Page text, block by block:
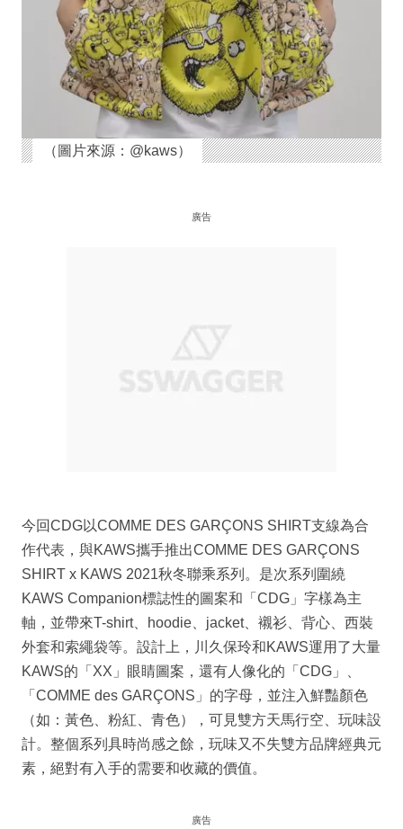
（圖片來源：@kaws）
廣告
今回CDG以COMME DES GARÇONS SHIRT支線為合
作代表，與KAWS攜手推出COMME DES GARÇONS
SHIRT x KAWS 2021秋冬聯乘系列。是次系列圍繞
KAWS Companion標誌性的圖案和「CDG」字樣為主
軸，並帶來T-shirt、hoodie、jacket、襯衫、背心、西裝
外套和索繩袋等。設計上，川久保玲和KAWS運用了大量
KAWS的「XX」眼睛圖案，還有人像化的「CDG」、
「COMME des GARÇONS」的字母，並注入鮮豔顏色
（如：黃色、粉紅、青色），可見雙方天馬行空、玩味設
計。整個系列具時尚感之餘，玩味又不失雙方品牌經典元
素，絕對有入手的需要和收藏的價值。
廣告